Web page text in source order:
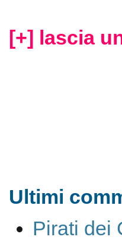
[+] lascia
Ultimi
Pirati dei